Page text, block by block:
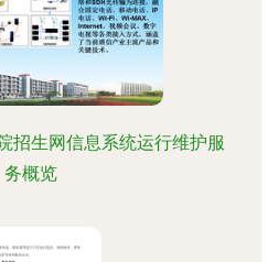
招生网信息系统运行维护服
务概览